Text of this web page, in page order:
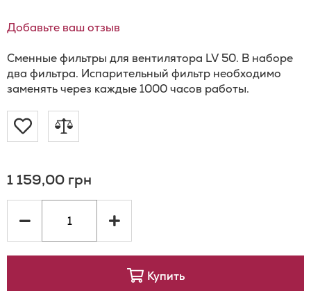
Добавьте ваш отзыв
Cменные фильтры для вентилятора LV 50. В наборе
два фильтра. Испарительный фильтр необходимо
заменять через каждые 1000 часов работы.
Добавить
список
желаний
Добавить
сравнение
1 159,00 грн
Купить